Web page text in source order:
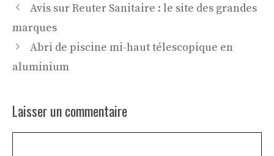
Avis sur Reuter Sanitaire : le site des grandes
marques
Abri de piscine mi-haut télescopique en
aluminium
Laisser un commentaire